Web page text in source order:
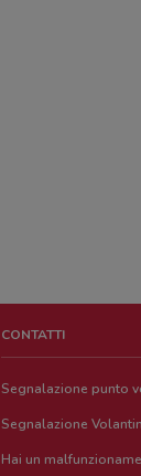
CONTATTI
Segnalazione punto
Segnalazione
Hai un